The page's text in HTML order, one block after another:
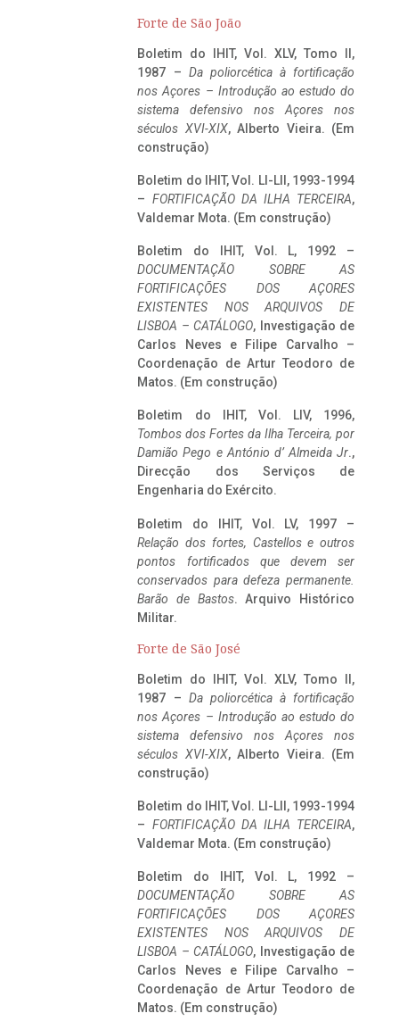
Forte de São João
Boletim do IHIT, Vol. XLV, Tomo II,
1987 – Da poliorcética à fortificação
nos Açores – Introdução ao estudo do
sistema defensivo nos Açores nos
séculos XVI-XIX, Alberto Vieira. (Em
construção)
Boletim do IHIT, Vol. LI-LII, 1993-1994
– FORTIFICAÇÃO DA ILHA TERCEIRA,
Valdemar Mota. (Em construção)
Boletim do IHIT, Vol. L, 1992 –
DOCUMENTAÇÃO SOBRE AS
FORTIFICAÇÕES DOS AÇORES
EXISTENTES NOS ARQUIVOS DE
LISBOA – CATÁLOGO, Investigação de
Carlos Neves e Filipe Carvalho –
Coordenação de Artur Teodoro de
Matos. (Em construção)
Boletim do IHIT, Vol. LIV, 1996,
Tombos dos Fortes da Ilha Terceira, por
Damião Pego e António d’ Almeida Jr.,
Direcção dos Serviços de
Engenharia do Exército.
Boletim do IHIT, Vol. LV, 1997 –
Relação dos fortes, Castellos e outros
pontos fortificados que devem ser
conservados para defeza permanente.
Barão de Bastos. Arquivo Histórico
Militar.
Forte de São José
Boletim do IHIT, Vol. XLV, Tomo II,
1987 – Da poliorcética à fortificação
nos Açores – Introdução ao estudo do
sistema defensivo nos Açores nos
séculos XVI-XIX, Alberto Vieira. (Em
construção)
Boletim do IHIT, Vol. LI-LII, 1993-1994
– FORTIFICAÇÃO DA ILHA TERCEIRA,
Valdemar Mota. (Em construção)
Boletim do IHIT, Vol. L, 1992 –
DOCUMENTAÇÃO SOBRE AS
FORTIFICAÇÕES DOS AÇORES
EXISTENTES NOS ARQUIVOS DE
LISBOA – CATÁLOGO, Investigação de
Carlos Neves e Filipe Carvalho –
Coordenação de Artur Teodoro de
Matos. (Em construção)